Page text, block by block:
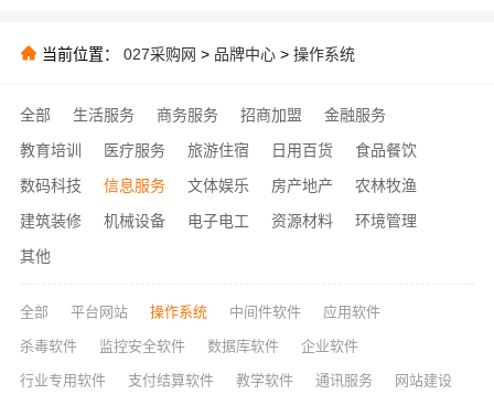
当前位置： 027采购网 > 品牌中心 > 操作系统
全部 生活服务 商务服务 招商加盟
金融服务
教育培训
医疗服务 旅游住宿 日用百货
食品餐饮
数码科技
信息服务 文体娱乐 房产地产
农林牧渔
建筑装修
机械设备 电子电工 资源材料
环境管理
其他
全部 平台网站 操作系统 中间件软件 应用软件
杀毒软件 监控安全软件 数据库软件 企业软件
行业专用软件 支付结算软件 教学软件 通讯服务 网站建设